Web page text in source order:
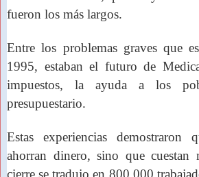
fueron los más largos.
Entre los problemas graves que
1995, estaban el futuro de
impuestos, la ayuda a los
presupuestario.
Estas experiencias demostraron
ahorran dinero, sino que cuestan
cierre se tradujo en 800,000